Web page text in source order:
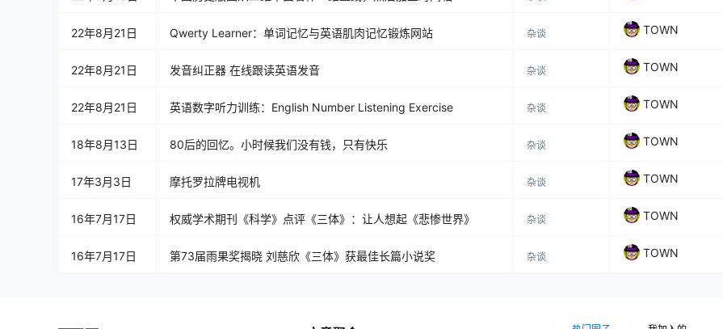
22年8月21日 Qwerty Learner：单词记忆与英语肌肉记忆锻炼网站 杂谈 TOWN
22年8月21日 发音纠正器 在线跟读英语发音 杂谈 TOWN
22年8月21日 英语数字听力训练：English Number Listening Exercise 杂谈 TOWN
18年8月13日 80后的回忆。小时候我们没有钱，只有快乐 杂谈 TOWN
17年3月3日 摩托罗拉牌电视机 杂谈 TOWN
16年7月17日 权威学术期刊《科学》点评《三体》：让人想起《悲惨世界》 杂谈 TOWN
16年7月17日 第73届雨果奖揭晓 刘慈欣《三体》获最佳长篇小说奖 杂谈 TOWN